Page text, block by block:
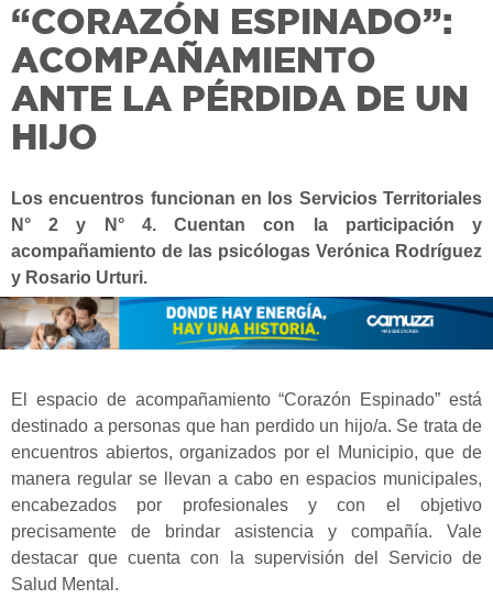
“CORAZÓN ESPINADO”:
ACOMPAÑAMIENTO
ANTE LA PÉRDIDA DE UN
HIJO
Los encuentros funcionan en los Servicios Territoriales
N° 2 y N° 4. Cuentan con la participación y
acompañamiento de las psicólogas Verónica Rodríguez
y Rosario Urturi.
El espacio de acompañamiento “Corazón Espinado” está
destinado a personas que han perdido un hijo/a. Se trata de
encuentros abiertos, organizados por el Municipio, que de
manera regular se llevan a cabo en espacios municipales,
encabezados por profesionales y con el objetivo
precisamente de brindar asistencia y compañía. Vale
destacar que cuenta con la supervisión del Servicio de
Salud Mental.